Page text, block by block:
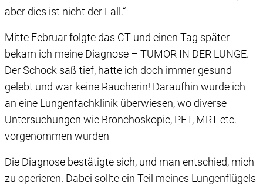
aber dies ist nicht der Fall.“
Mitte Februar folgte das CT und einen Tag später
bekam ich meine Diagnose – TUMOR IN DER LUNGE.
Der Schock saß tief, hatte ich doch immer gesund
gelebt und war keine Raucherin! Daraufhin wurde ich
an eine Lungenfachklinik überwiesen, wo diverse
Untersuchungen wie Bronchoskopie, PET, MRT etc.
vorgenommen wurden
Die Diagnose bestätigte sich, und man entschied, mich
zu operieren. Dabei sollte ein Teil meines Lungenflügels